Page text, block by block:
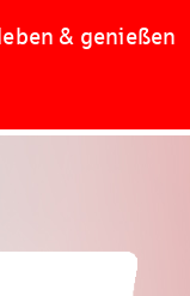
& genießen